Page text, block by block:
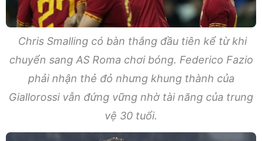
Chris Smalling có bàn thắng đầu tiên kể từ khi
chuyển sang AS Roma chơi bóng. Federico Fazio
phải nhận thẻ đỏ nhưng khung thành của
Giallorossi vẫn đứng vững nhờ tài năng của trung
vệ 30 tuổi.